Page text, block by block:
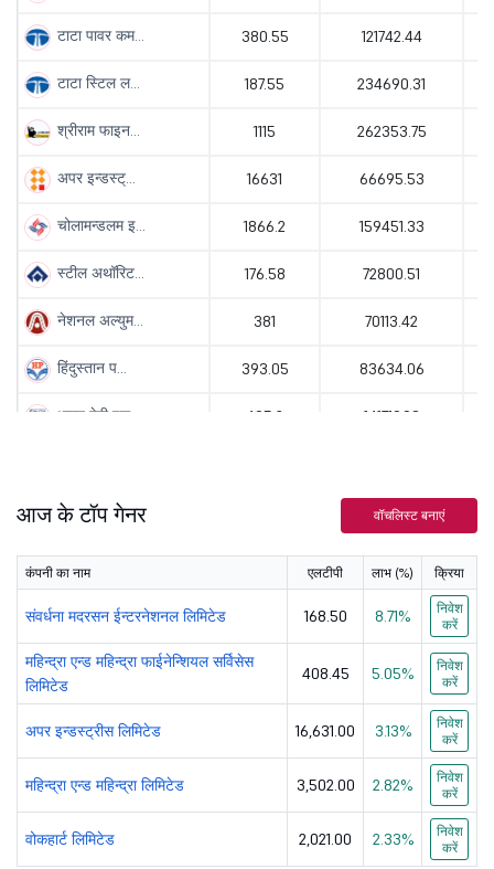
टाटा पावर कम... 380.55 121742.44
टाटा स्टिल ल... 187.55 234690.31
श्रीराम फाइन... 1115 262353.75
अपर इन्डस्ट्... 16631 66695.53
चोलामन्डलम इ... 1866.2 159451.33
स्टील अथॉरिट... 176.58 72800.51
नेशनल अल्युम... 381 70113.42
हिंदुस्तान प... 393.05 83634.06
भारत हेवी इल... 405.2 141719.98
हिन्दुस्तान ... 51832.49
अडानी एन्टरप... 3020 406976.28
यूनियन बैंक ... 139962.16
बैंक ऑफ इंडिया 145
डीएलएफ लिमिटेड 642 159657.61
पावर फाईनेन्... 138439.27
हाउसिन्ग एन्... 40238.19
आज के टॉप गेनर वॉचलिस्ट बनाएं
कंपनी का नाम एलटीपी लाभ (%) क्रिया
संवर्धना मदरसन ईन्टरनेशनल लिमिटेड 168.50 8.71%
निवेश
करें
महिन्द्रा एन्ड महिन्द्रा फाईनेन्शियल सर्विसेस
लिमिटेड
408.45 5.05%
निवेश
करें
अपर इन्डस्ट्रीस लिमिटेड 16,631.00 3.13%
निवेश
करें
महिन्द्रा एन्ड महिन्द्रा लिमिटेड 3,502.00 2.82%
निवेश
करें
वोकहार्ट लिमिटेड 2,021.00 2.33%
निवेश
करें